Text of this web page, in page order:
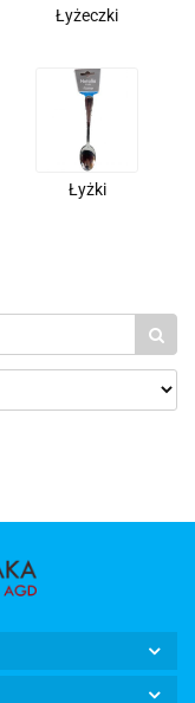
Łyżeczki
Łyżki